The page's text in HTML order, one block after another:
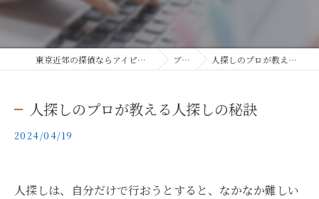
東京近郊の探偵ならアイピーユー探偵事務所 ブログ 人探しのプロが教える人探しの秘訣
人探しのプロが教える人探しの秘訣
2024/04/19
人探しは、自分だけで行おうとすると、なかなか難しい